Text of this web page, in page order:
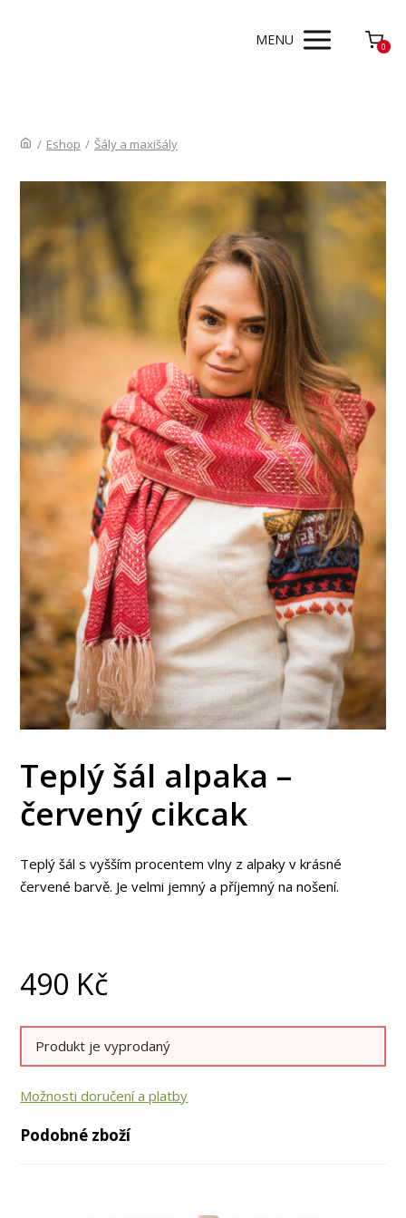
MENU 0
/ Eshop / Šály a maxišály
Teplý šál alpaka –
červený cikcak
Teplý šál s vyšším procentem vlny z alpaky v krásné
červené barvě. Je velmi jemný a příjemný na nošení.
490 Kč
Produkt je vyprodaný
Možnosti doručení a platby
Podobné zboží